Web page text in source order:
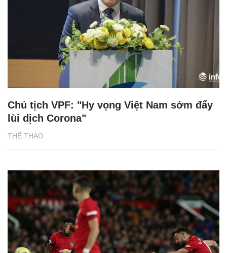
THỂ THAO
Chủ tịch VPF: "Hy vọng Việt Nam sớm đẩy
lùi dịch Corona"